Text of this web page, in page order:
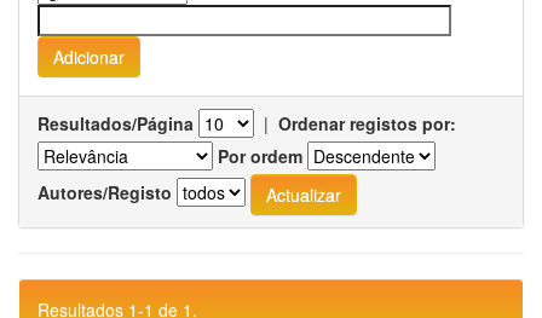
Resultados/Página | Ordenar registos por:
Por ordem
Autores/Registo
Resultados 1-1 de 1.